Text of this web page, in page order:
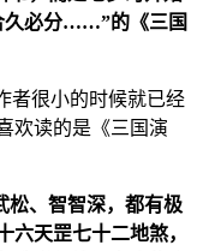
久必分……”的《三国
很小的时候就已经
欢读的是《三国演
松、智智深，都有极
六天罡七十二地煞，